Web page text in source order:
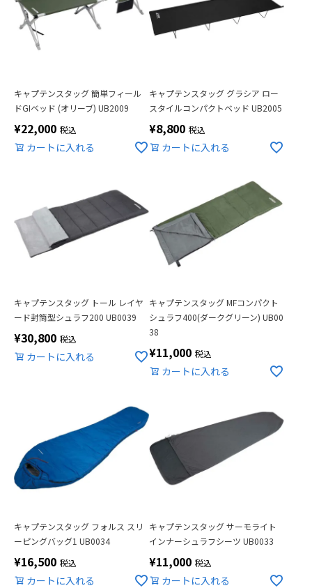
キャプテンスタッグ 簡単フィール
ドGIベッド (オリーブ) UB2009
¥22,000 税込
カートに入れる
キャプテンスタッグ グラシア ロー
スタイルコンパクトベッド UB2005
¥8,800 税込
カートに入れる
キャプテンスタッグ トール レイヤ
ード封筒型シュラフ200 UB0039
¥30,800 税込
カートに入れる
キャプテンスタッグ MFコンパクト
シュラフ400(ダークグリーン) UB00
38
¥11,000 税込
カートに入れる
キャプテンスタッグ フォルス スリ
ーピングバッグ1 UB0034
¥16,500 税込
カートに入れる
キャプテンスタッグ サーモライト
インナーシュラフシーツ UB0033
¥11,000 税込
カートに入れる